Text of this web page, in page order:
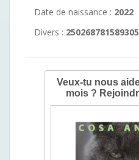
Date de naissance : 2022
Divers : 250268781589305